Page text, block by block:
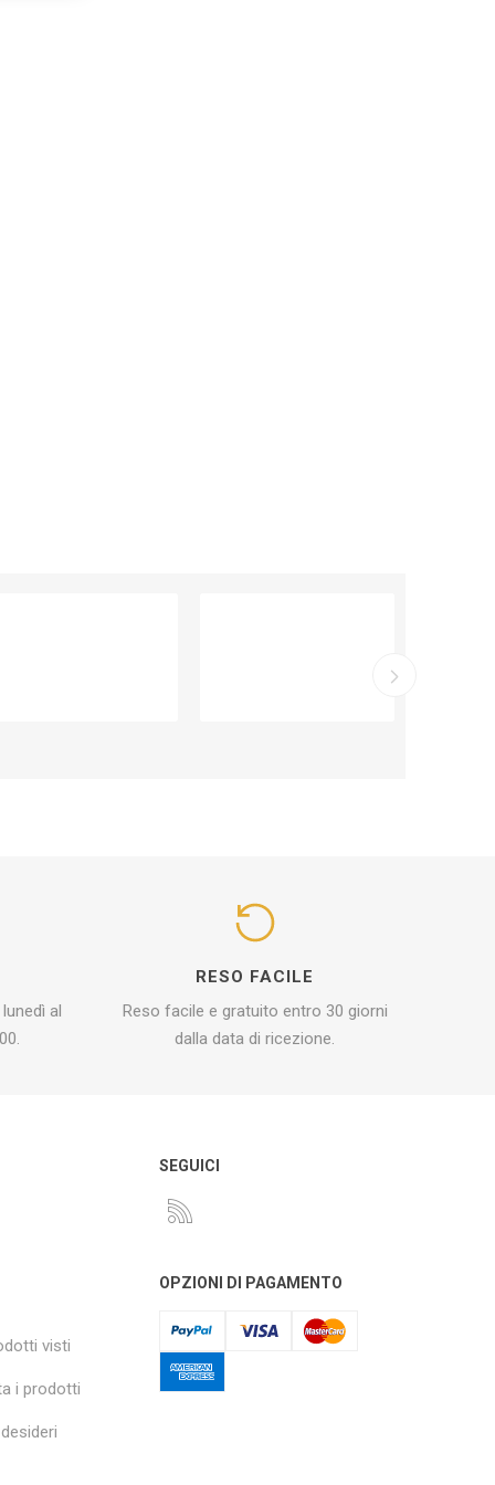
al
RESO FACILE
Reso facile e gratuito entro 30 giorni
dalla data di ricezione.
visti
i prodotti
SEGUICI
OPZIONI DI PAGAMENTO